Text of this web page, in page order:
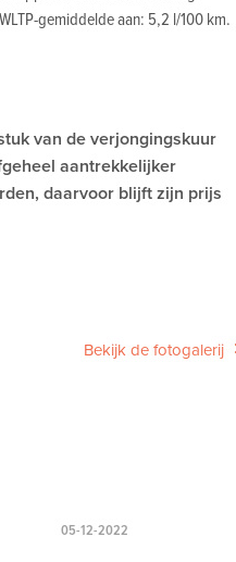
gemiddelde aan: 5,2 l/100 km.
van de verjongingskuur
aantrekkelijker
daarvoor blijft zijn prijs
Bekijk de fotogalerij
05-12-2022